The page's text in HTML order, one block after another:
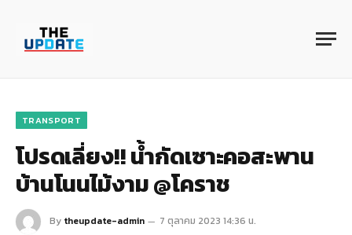
TRANSPORT
โปรดเลี่ยง!! น้ำกัดเซาะคอสะพาน
บ้านโนนไม้งาม @โคราช
By theupdate-admin
7 ตุลาคม 2023 14:36 น.